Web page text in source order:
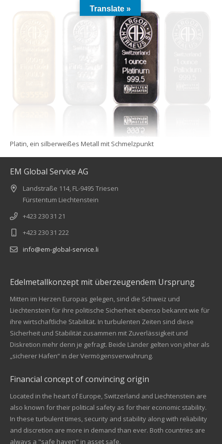
Platin, ein silberweißes Metall mit Schmelzpunkt
EM Global Service AG
Landstraße 114, FL-9495 Triesen
Fürstentum Liechtenstein
+423 230 31 21
+423 230 31 222
info@em-global-service.li
Edelmetallkonzept mit überzeugendem Ursprung
Mitten im Herzen Europas gelegen, sind die Schweiz und
Liechtenstein für ihre politische Sicherheit ebenso bekannt wie für
ihre wirtschaftliche Stabilität. In turbulenten Zeiten sind diese
Sicherheit und Stabilität zusammen mit Zuverlässigkeit und
Diskretion mehr denn je gefragt. Beide Länder gelten von jeher als
„sicherer Hafen“ in der Vermögensverwahrung.
Financial concept of convincing origin
Located in the heart of Europe, Switzerland and Liechtenstein are
also known for their political safety as for their economic stability.
In these turbulent times, security and stability along with reliability
and discretion are more in demand than ever. Both countries are
always a "safe haven" in asset safe.
Translate »
Kundenbewertungen und Erfahrungen zu
EM Global Service AG